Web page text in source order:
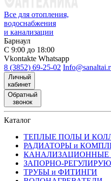
Все для отопления,
водоснабжения
и канализации
Барнаул
С 9:00 до 18:00
Vkontakte Whatsapp
8 (3852) 69-25-02
Личный
кабинет
Обратный
звонок
Каталог
ТЕПЛЫЕ ПОЛЫ И
РАДИАТОРЫ и
КАНАЛИЗАЦИОННЫЕ
ЗАПОРНО-
ТРУБЫ и ФИТИНГИ